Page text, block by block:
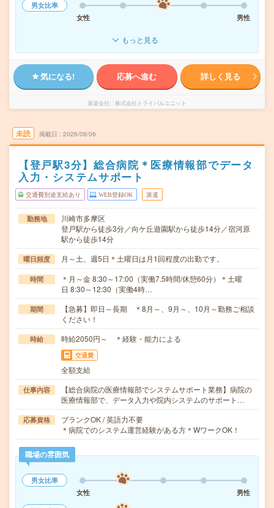
男女比率
女性
男性
もっと見る
気になる! 応募へ進む 詳しく見る
派遣会社 株式会社トライバルユニット
未読 掲載日 2026/08/06
【登戸駅3分】総合病院＊医療情報部でデータ
入力・システムサポート
交通費別途支給あり WEB登録OK 派遣
勤務地
川崎市多摩区
登戸駅から徒歩3分／向ケ丘遊園駅から徒歩14分／宿河原
駅から徒歩14分
曜日頻度 月～土、週5日＊土曜日は月1回程度の出勤です。
時間
＊月～金 8:30～17:00（実働7.5時間/休憩60分）＊土曜
日 8:30～12:30（実働4時…
期間
【急募】即日～長期 ＊8月～、9月～、10月～勤務ご相談
ください！
時給 時給2050円～ ＊経験・能力による
交通費
全額支給
仕事内容
【総合病院の医療情報部でシステムサポート業務】病院の
医療情報部で、データ入力や院内システムのサポート…
応募資格
ブランクOK / 英語力不要
＊病院でのシステム運営経験がある方＊WワークOK！
職場の雰囲気
男女比率
女性
男性